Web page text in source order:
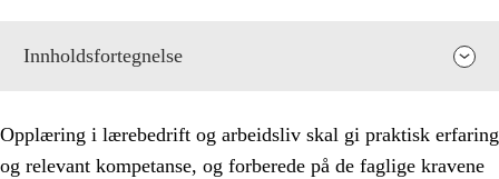
Innholdsfortegnelse
Opplæring i lærebedrift og arbeidsliv skal gi praktisk erfaring
og relevant kompetanse, og forberede på de faglige kravene